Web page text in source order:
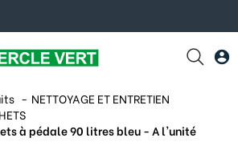
NETTOYAGE ET ENTRETIEN
à pédale 90 litres bleu - A l'unité